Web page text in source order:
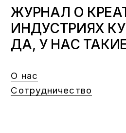
ЖУРНАЛ О
ИНДУСТРИЯХ
ДА, У НАС
О нас
Сотрудничество